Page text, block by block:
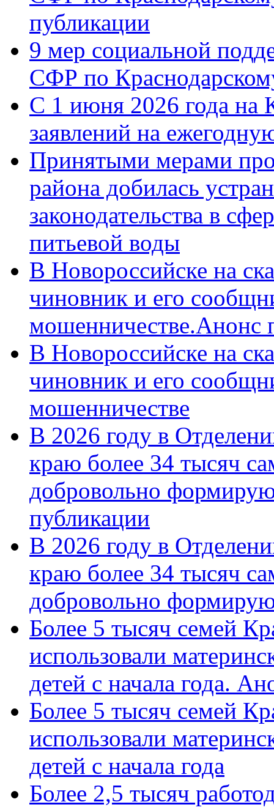
публикации
9 мер социальной
СФР по
С 1 июня 2026 года на
заявлений на
Принятыми мерами
района добилась
законодательства в
питьевой воды
В Новороссийске на
чиновник и его
мошенничестве.Анонс
В Новороссийске на
чиновник и его
мошенничестве
В 2026 году в
краю более 34 тысяч
добровольно
публикации
В 2026 году в
краю более 34 тысяч
добровольно
Более 5 тысяч семей
использовали
детей с начала года.
Более 5 тысяч семей
использовали
детей с начала года
Более 2,5 тысяч